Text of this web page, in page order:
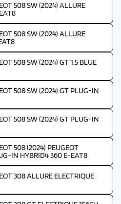
508 SW (2024) ALLURE
508 SW (2024) ALLURE
508 SW (2024) GT 1.5 BLUE
508 SW (2024) GT PLUG-IN
508 SW (2024) GT PLUG-IN
508 (2024) PEUGEOT
IN HYBRID4 360 E-EAT8
308 ALLURE ELECTRIQUE